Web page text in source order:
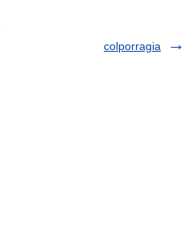
colporragia